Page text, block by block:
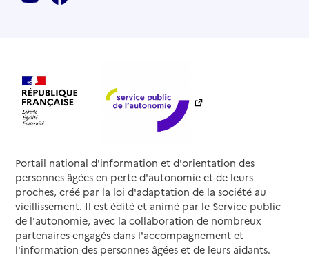
Portail national d'information et d'orientation des
personnes âgées en perte d'autonomie et de leurs
proches, créé par la loi d'adaptation de la société au
vieillissement. Il est édité et animé par le Service public
de l'autonomie, avec la collaboration de nombreux
partenaires engagés dans l'accompagnement et
l'information des personnes âgées et de leurs aidants.